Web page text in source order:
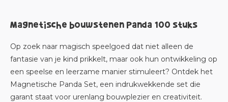
Magnetische bouwstenen Panda 100 stuks
Op zoek naar magisch speelgoed dat niet alleen de
fantasie van je kind prikkelt, maar ook hun ontwikkeling op
een speelse en leerzame manier stimuleert? Ontdek het
Magnetische Panda Set, een indrukwekkende set die
garant staat voor urenlang bouwplezier en creativiteit.